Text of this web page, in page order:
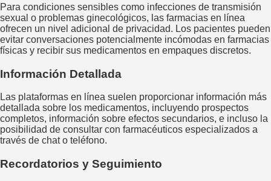
Para condiciones sensibles como infecciones de transmisión
sexual o problemas ginecológicos, las farmacias en línea
ofrecen un nivel adicional de privacidad. Los pacientes pueden
evitar conversaciones potencialmente incómodas en farmacias
físicas y recibir sus medicamentos en empaques discretos.
Información Detallada
Las plataformas en línea suelen proporcionar información más
detallada sobre los medicamentos, incluyendo prospectos
completos, información sobre efectos secundarios, e incluso la
posibilidad de consultar con farmacéuticos especializados a
través de chat o teléfono.
Recordatorios y Seguimiento